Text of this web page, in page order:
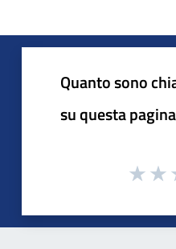
Quanto sono
su questa